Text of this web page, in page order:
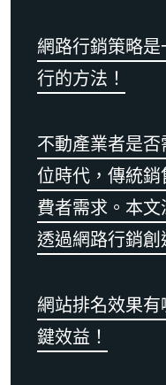
網路行銷策略
行的方法！
不動產業者是
位時代，傳統
費者需求。本
透過網路行銷創
網站排名效果
鍵效益！